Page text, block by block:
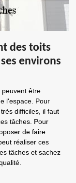
des toits
environs
peuvent être
l'espace. Pour
difficiles, il faut
tâches. Pour
de faire
réaliser ces
tâches et sachez